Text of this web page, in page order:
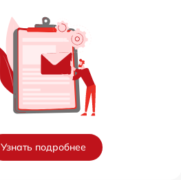
Узнать подробнее